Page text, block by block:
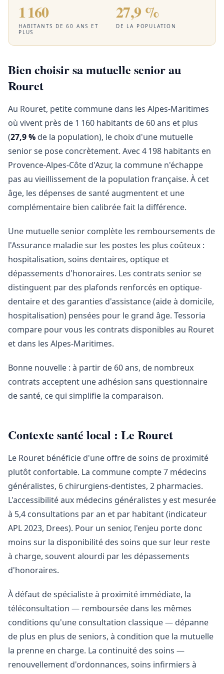
1 160
HABITANTS DE 60 ANS ET
PLUS
27,9 %
DE LA POPULATION
Bien choisir sa mutuelle senior au
Rouret
Au Rouret, petite commune dans les Alpes-Maritimes
où vivent près de 1 160 habitants de 60 ans et plus
(27,9 % de la population), le choix d'une mutuelle
senior se pose concrètement. Avec 4 198 habitants en
Provence-Alpes-Côte d'Azur, la commune n'échappe
pas au vieillissement de la population française. À cet
âge, les dépenses de santé augmentent et une
complémentaire bien calibrée fait la différence.
Une mutuelle senior complète les remboursements de
l'Assurance maladie sur les postes les plus coûteux :
hospitalisation, soins dentaires, optique et
dépassements d'honoraires. Les contrats senior se
distinguent par des plafonds renforcés en optique-
dentaire et des garanties d'assistance (aide à domicile,
hospitalisation) pensées pour le grand âge. Tessoria
compare pour vous les contrats disponibles au Rouret
et dans les Alpes-Maritimes.
Bonne nouvelle : à partir de 60 ans, de nombreux
contrats acceptent une adhésion sans questionnaire
de santé, ce qui simplifie la comparaison.
Contexte santé local : Le Rouret
Le Rouret bénéficie d'une offre de soins de proximité
plutôt confortable. La commune compte 7 médecins
généralistes, 6 chirurgiens-dentistes, 2 pharmacies.
L'accessibilité aux médecins généralistes y est mesurée
à 5,4 consultations par an et par habitant (indicateur
APL 2023, Drees). Pour un senior, l'enjeu porte donc
moins sur la disponibilité des soins que sur leur reste
à charge, souvent alourdi par les dépassements
d'honoraires.
À défaut de spécialiste à proximité immédiate, la
téléconsultation — remboursée dans les mêmes
conditions qu'une consultation classique — dépanne
de plus en plus de seniors, à condition que la mutuelle
la prenne en charge. La continuité des soins —
renouvellement d'ordonnances, soins infirmiers à